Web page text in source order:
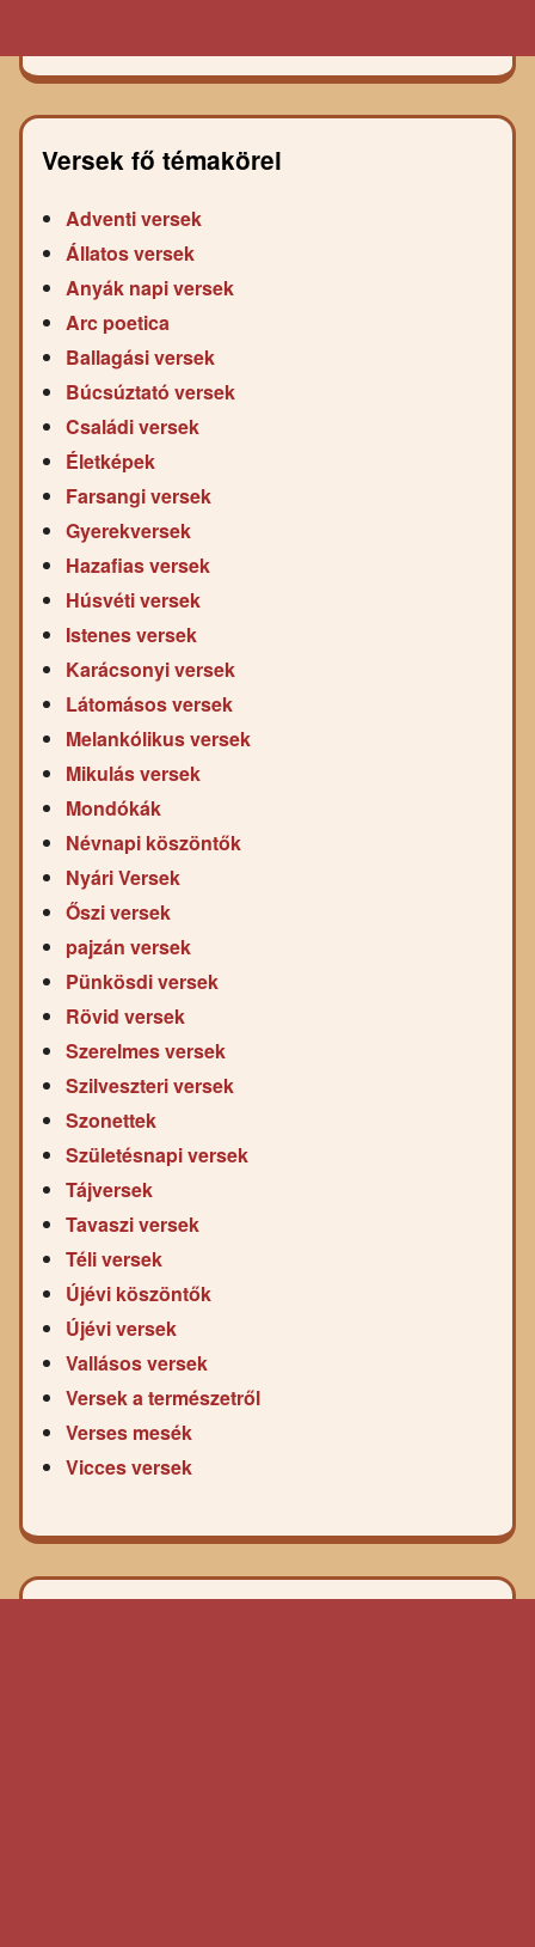
Versek fő témakörei
Adventi versek
Állatos versek
Anyák napi versek
Arc poetica
Ballagási versek
Búcsúztató versek
Családi versek
Életképek
Farsangi versek
Gyerekversek
Hazafias versek
Húsvéti versek
Istenes versek
Karácsonyi versek
Látomásos versek
Melankólikus versek
Mikulás versek
Mondókák
Névnapi köszöntők
Nyári Versek
Őszi versek
pajzán versek
Pünkösdi versek
Rövid versek
Szerelmes versek
Szilveszteri versek
Szonettek
Születésnapi versek
Tájversek
Tavaszi versek
Téli versek
Újévi köszöntők
Újévi versek
Vallásos versek
Versek a természetről
Verses mesék
Vicces versek